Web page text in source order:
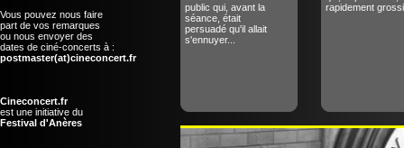
Vous pouvez nous faire
part de vos remarques
ou nous envoyer des
dates de ciné-concerts à :
postmaster(at)cineconcert.fr
Cineconcert.fr
est une initiative du
Festival d'Anères
public qui, avant la
séance, était
persuadé qu'il allait
s'ennuyer...
rapidement